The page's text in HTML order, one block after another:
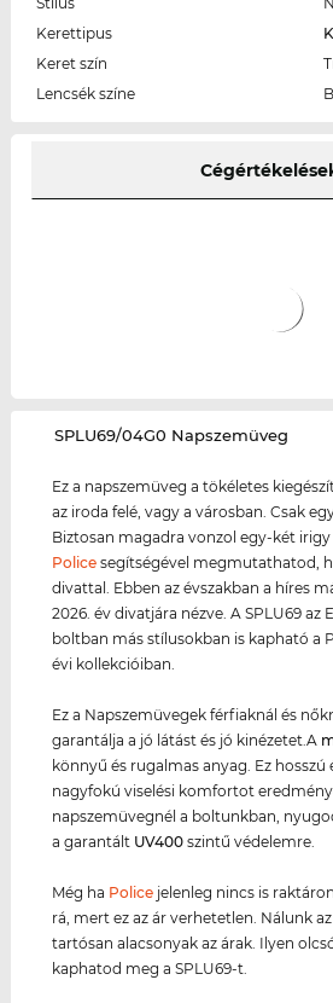
Kerettipus
Keret szín
Lencsék színe
‌SPLU69/04G0 Napszemüveg
Ez a napszemüveg a tökéletes
az iroda felé, vagy a városban. Csak
Biztosan magadra vonzol egy-két
Police segítségével megmutathatod,
divattal. Ebben az évszakban a híres
2026. év divatjára nézve. A SPLU69 az
boltban más stílusokban is kapható a
évi kollekcióiban.
Ez a Napszemüvegek férfiaknál és
garantálja a jó látást és jó kinézetet.A
könnyű és rugalmas anyag. Ez
nagyfokú viselési komfortot
napszemüvegnél a boltunkban,
a garantált UV400 szintű védelemre.
Még ha Police jelenleg nincs is
rá, mert ez az ár verhetetlen. Nálunk
tartósan alacsonyak az árak. Ilyen
kaphatod meg a SPLU69-t.